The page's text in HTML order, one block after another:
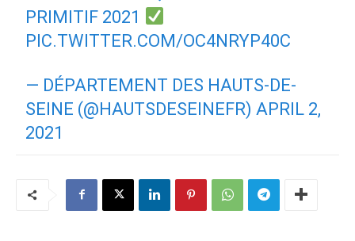
PRIMITIF 2021
PIC.TWITTER.COM/OC4NRYP40C
— DÉPARTEMENT DES HAUTS-DE-
SEINE (@HAUTSDESEINEFR) APRIL 2,
2021